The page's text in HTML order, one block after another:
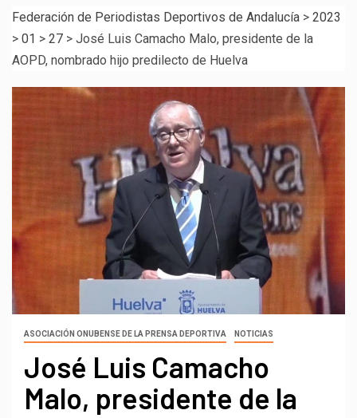
Federación de Periodistas Deportivos de Andalucía > 2023
> 01 > 27 > José Luis Camacho Malo, presidente de la
AOPD, nombrado hijo predilecto de Huelva
ASOCIACIÓN ONUBENSE DE LA PRENSA DEPORTIVA NOTICIAS
José Luis Camacho
Malo, presidente de la